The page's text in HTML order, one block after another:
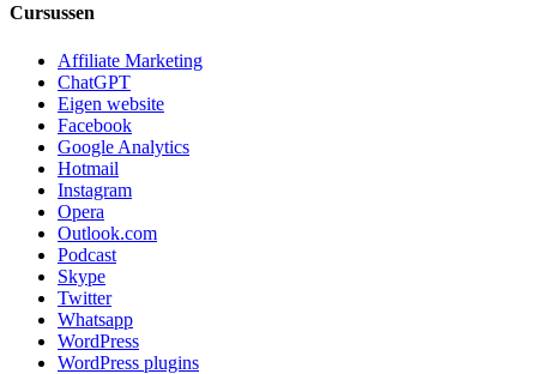
Cursussen
Affiliate Marketing
ChatGPT
Eigen website
Facebook
Google Analytics
Hotmail
Instagram
Opera
Outlook.com
Podcast
Skype
Twitter
Whatsapp
WordPress
WordPress plugins